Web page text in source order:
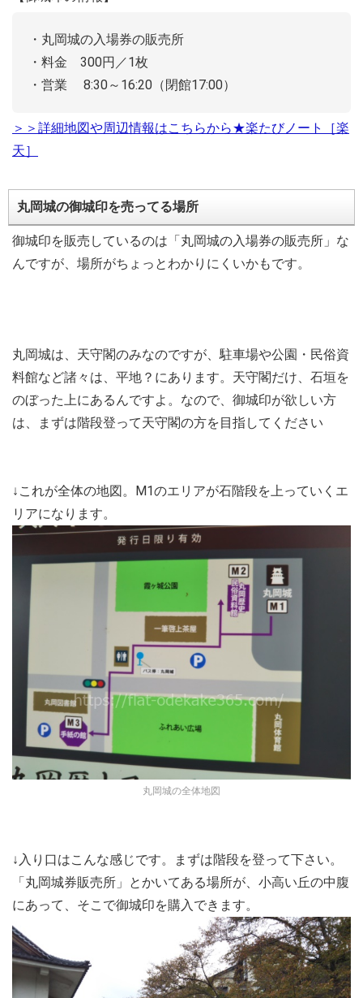
・丸岡城の入場券の販売所
・料金 300円／1枚
・営業 8:30～16:20（閉館17:00）
＞＞詳細地図や周辺情報はこちらから★楽たびノート［楽
天］
丸岡城の御城印を売ってる場所
御城印を販売しているのは「丸岡城の入場券の販売所」な
んですが、場所がちょっとわかりにくいかもです。
丸岡城は、天守閣のみなのですが、駐車場や公園・民俗資
料館など諸々は、平地？にあります。天守閣だけ、石垣を
のぼった上にあるんですよ。なので、御城印が欲しい方
は、まずは階段登って天守閣の方を目指してください
↓これが全体の地図。M1のエリアが石階段を上っていくエ
リアになります。
丸岡城の全体地図
↓入り口はこんな感じです。まずは階段を登って下さい。
「丸岡城券販売所」とかいてある場所が、小高い丘の中腹
にあって、そこで御城印を購入できます。